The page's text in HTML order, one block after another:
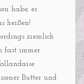
habe, es
heißen!
ziemlich
fast immer
Butter und